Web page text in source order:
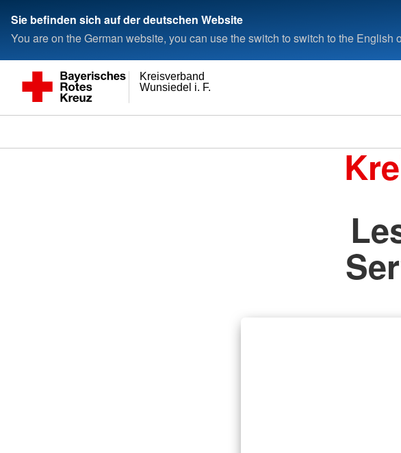
Sie befinden sich auf der deutschen Website
You are on the German website, you can use the switch to switch to the English
Wunsiedel i. F.
Kreisverband